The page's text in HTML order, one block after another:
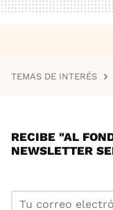
TEMAS DE INTERÉS
RECIBE "AL
NEWSLETTER